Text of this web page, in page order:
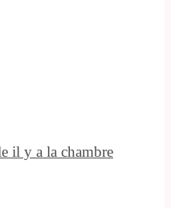
il y a la chambre